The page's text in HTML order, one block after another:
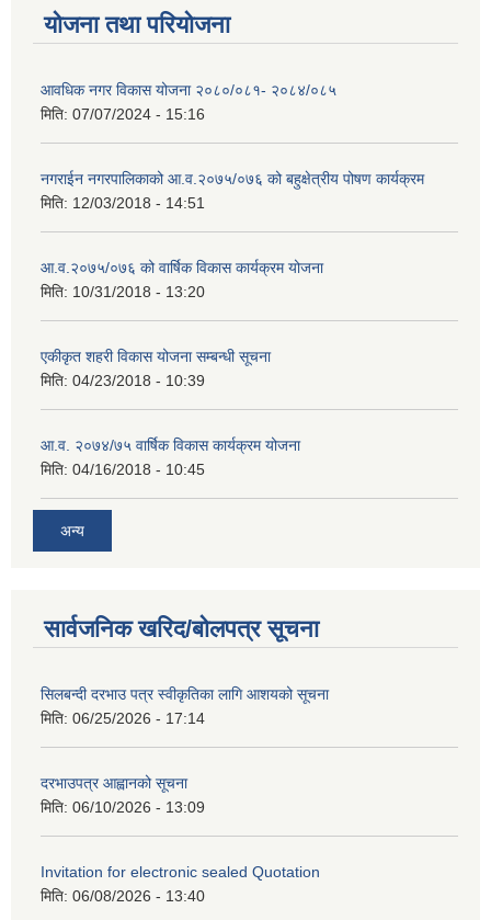
योजना तथा परियोजना
आवधिक नगर विकास योजना २०८०/०८१- २०८४/०८५
मिति: 07/07/2024 - 15:16
नगराईन नगरपालिकाको आ.व.२०७५/०७६ को बहुक्षेत्रीय पोषण कार्यक्रम
मिति: 12/03/2018 - 14:51
आ.व.२०७५/०७६ को वार्षिक विकास कार्यक्रम योजना
मिति: 10/31/2018 - 13:20
एकीकृत शहरी विकास योजना सम्बन्धी सूचना
मिति: 04/23/2018 - 10:39
आ.व. २०७४/७५ वार्षिक विकास कार्यक्रम योजना
मिति: 04/16/2018 - 10:45
अन्य
सार्वजनिक खरिद/बोलपत्र सूचना
सिलबन्दी दरभाउ पत्र स्वीकृतिका लागि आशयको सूचना
मिति: 06/25/2026 - 17:14
दरभाउपत्र आह्वानको सूचना
मिति: 06/10/2026 - 13:09
Invitation for electronic sealed Quotation
मिति: 06/08/2026 - 13:40